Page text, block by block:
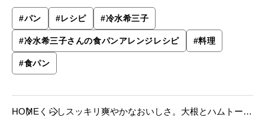
#パン #レシピ #冷水希三子
#冷水希三子さんの食パンアレンジレシピ #料理
#食パン
HOME くらし スッキリ爽やかなおいしさ。大根とハムトース